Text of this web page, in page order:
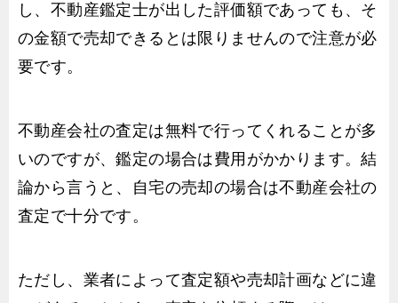
し、不動産鑑定士が出した評価額であっても、そ
の金額で売却できるとは限りませんので注意が必
要です。
不動産会社の査定は無料で行ってくれることが多
いのですが、鑑定の場合は費用がかかります。結
論から言うと、自宅の売却の場合は不動産会社の
査定で十分です。
ただし、業者によって査定額や売却計画などに違